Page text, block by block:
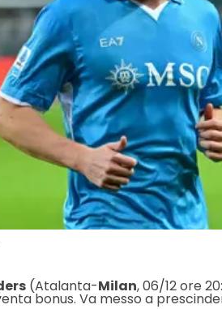
(Atalanta-Milan, 06/12 ore
bonus. Va messo a